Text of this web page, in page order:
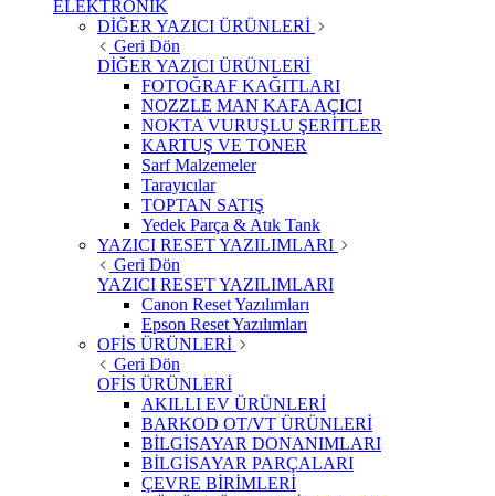
ELEKTRONİK
DİĞER YAZICI ÜRÜNLERİ
Geri Dön
DİĞER YAZICI ÜRÜNLERİ
FOTOĞRAF KAĞITLARI
NOZZLE MAN KAFA AÇICI
NOKTA VURUŞLU ŞERİTLER
KARTUŞ VE TONER
Sarf Malzemeler
Tarayıcılar
TOPTAN SATIŞ
Yedek Parça & Atık Tank
YAZICI RESET YAZILIMLARI
Geri Dön
YAZICI RESET YAZILIMLARI
Canon Reset Yazılımları
Epson Reset Yazılımları
OFİS ÜRÜNLERİ
Geri Dön
OFİS ÜRÜNLERİ
AKILLI EV ÜRÜNLERİ
BARKOD OT/VT ÜRÜNLERİ
BİLGİSAYAR DONANIMLARI
BİLGİSAYAR PARÇALARI
ÇEVRE BİRİMLERİ